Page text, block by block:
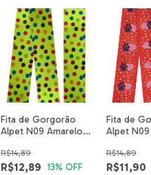
Fita de Gorgorão
Alpet N09 Amarelo
R$12,89
R$14,89
13% OFF
Fita de
Alpet N09
R$11,90
R$14,89